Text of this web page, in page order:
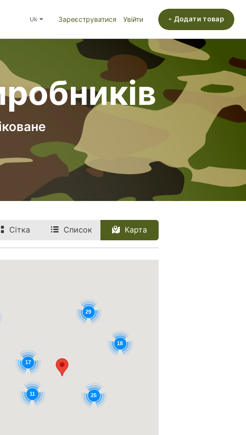
uk Зареєструватися Увійти + Додати товар
Сітка Список Карта
29
25
11
17
18